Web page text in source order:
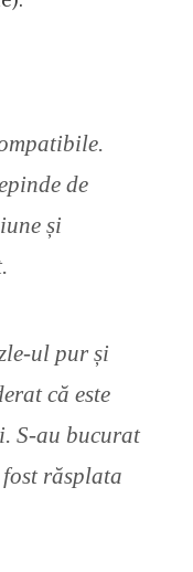
de
și
ul pur și
că este
S-au bucurat
răsplata